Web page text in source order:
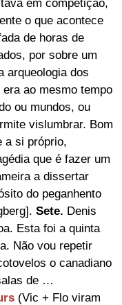
em competição,
o que acontece
de horas de
por sobre um
arqueologia dos
ao mesmo tempo
ou mundos, ou
vislumbrar. Bom
a si próprio,
que é fazer um
a dissertar
do peganhento
Sete. Denis
Esta foi a quinta
Não vou repetir
o canadiano
de …
(Vic + Flo viram